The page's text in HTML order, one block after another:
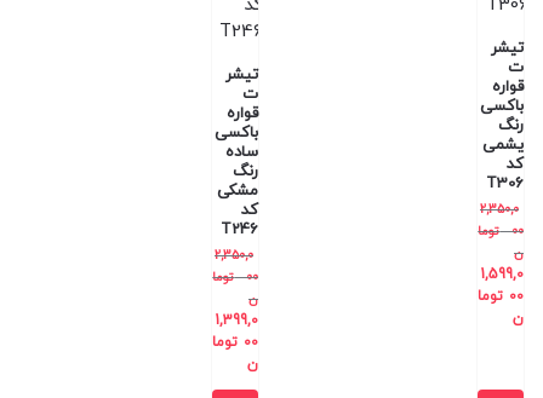
تیشر
ت
قواره
باکسی
رنگ
یشمی
کد
T306
2,350,0
00
توما
ن
1,599,0
00 توما
ن
تیشر
ت
قواره
باکسی
ساده
رنگ
مشکی
کد
T246
2,350,0
00
توما
ن
1,399,0
00 توما
ن